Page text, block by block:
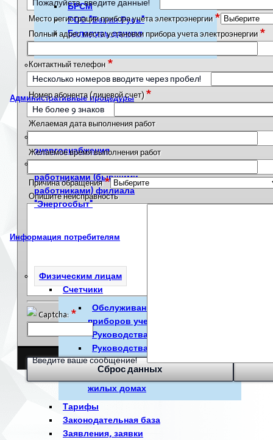
БРСМ
РОО "Белая Русь"
Беларусь единая
Административные процедуры
энергоснабжения
Для граждан, являющихся
работниками (бывшими
работниками) филиала
"Энергосбыт"
Информация потребителям
Физическим лицам
Счетчики
Обслуживание и эксплуатация
приборов учета электроэнергии
Руководства по эксплуатации
Руководства по снятию
показаний
АСКУЭ в многоквартирных
жилых домах
Тарифы
Законодательная база
Заявления, заявки
Пожалуйста, введите данные!
Место регистрации прибора учета электроэнергии*
Полный адрес места установки прибора учета электроэнергии *
Контактный телефон*
Несколько номеров вводите через пробел!
Номер абонента (лицевой счет)*
Не более 9 знаков
Желаемая дата выполнения работ
Желаемое время выполнения работ
Причина обращения*
Опишите неисправность
Введите ваше сообщение!
Captcha: *